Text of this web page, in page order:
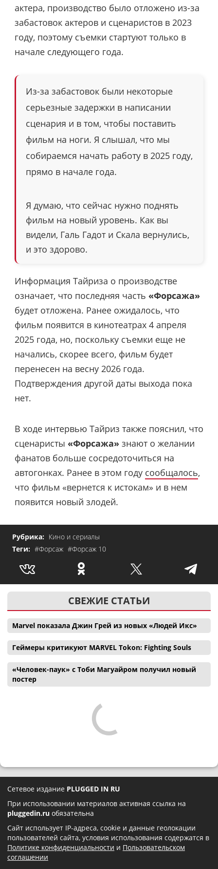
актера, производство было отложено из-за
забастовок актеров и сценаристов в 2023
году, поэтому съемки стартуют только в
начале следующего года.
Из-за забастовок были некоторые
серьезные задержки в написании
сценария и в том, чтобы поставить
фильм на ноги. Я слышал, что мы
собираемся начать работу в 2025 году,
прямо в начале года.
Я думаю, что сейчас нужно поднять
фильм на новый уровень. Как вы
видели, Галь Гадот и Скала вернулись,
и это здорово.
Информация Тайриза о производстве
означает, что последняя часть «Форсажа»
будет отложена. Ранее ожидалось, что
фильм появится в кинотеатрах 4 апреля
2025 года, но, поскольку съемки еще не
начались, скорее всего, фильм будет
перенесен на весну 2026 года.
Подтверждения другой даты выхода пока
нет.
В ходе интервью Тайриз также пояснил, что
сценаристы «Форсажа» знают о желании
фанатов больше сосредоточиться на
автогонках. Ранее в этом году сообщалось,
что фильм «вернется к истокам» и в нем
появится новый злодей.
Рубрика: Кино и сериалы
Теги: #Форсаж #Форсаж 10
СВЕЖИЕ СТАТЬИ
Marvel показала Джин Грей из новых «Людей Икс»
Геймеры критикуют MARVEL Tokon: Fighting Souls
«Человек-паук» с Тоби Магуайром получил новый
постер
Сетевое издание PLUGGED IN RU
При использовании материалов активная ссылка на
pluggedin.ru обязательна
Сайт использует IP-адреса, cookie и данные геолокации
пользователей сайта, условия использования содержатся в
Политике конфиденциальности и Пользовательском
соглашении